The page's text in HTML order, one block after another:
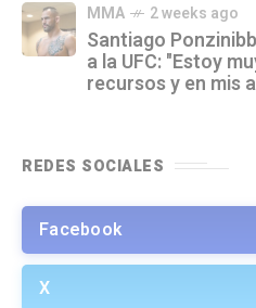
MMA 2 weeks ago
Santiago
a la UFC: "Estoy
recursos y en mis
REDES SOCIALES
Facebook
X